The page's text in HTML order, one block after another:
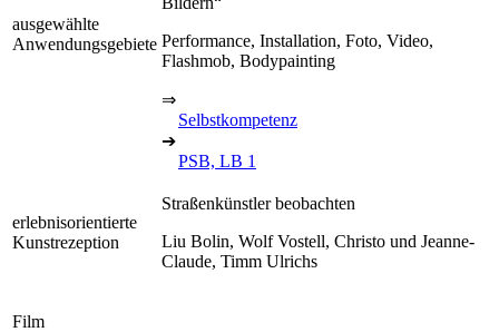
ausgewählte
Anwendungsgebiete Performance, Installation, Foto, Video,
Flashmob, Bodypainting
⇒
Selbstkompetenz
➔
PSB, LB 1
erlebnisorientierte
Kunstrezeption
Straßenkünstler beobachten
Liu Bolin, Wolf Vostell, Christo und Jeanne-
Claude, Timm Ulrichs
Film